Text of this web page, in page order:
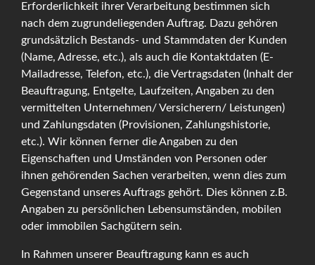
Erforderlichkeit ihrer Verarbeitung bestimmen sich
nach dem zugrundeliegenden Auftrag. Dazu gehören
grundsätzlich Bestands- und Stammdaten der Kunden
(Name, Adresse, etc.), als auch die Kontaktdaten (E-
Mailadresse, Telefon, etc.), die Vertragsdaten (Inhalt der
Beauftragung, Entgelte, Laufzeiten, Angaben zu den
vermittelten Unternehmen/ Versicherern/ Leistungen)
und Zahlungsdaten (Provisionen, Zahlungshistorie,
etc.). Wir können ferner die Angaben zu den
Eigenschaften und Umständen von Personen oder
ihnen gehörenden Sachen verarbeiten, wenn dies zum
Gegenstand unseres Auftrags gehört. Dies können z.B.
Angaben zu persönlichen Lebensumständen, mobilen
oder immobilen Sachgütern sein.
In Rahmen unserer Beauftragung kann es auch